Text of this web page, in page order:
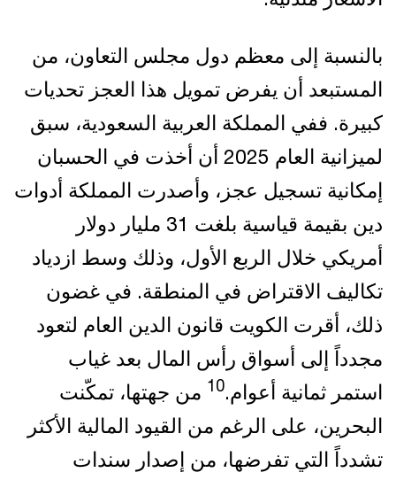
بالنسبة إلى معظم دول مجلس التعاون، من
المستبعد أن يفرض تمويل هذا العجز تحديات
كبيرة. ففي المملكة العربية السعودية، سبق
لميزانية العام 2025 أن أخذت في الحسبان
إمكانية تسجيل عجز، وأصدرت المملكة أدوات
دين بقيمة قياسية بلغت 31 مليار دولار
أمريكي خلال الربع الأول، وذلك وسط ازدياد
تكاليف الاقتراض في المنطقة. في غضون
ذلك، أقرت الكويت قانون الدين العام لتعود
مجدداً إلى أسواق رأس المال بعد غياب
استمر ثمانية أعوام.10 من جهتها، تمكّنت
البحرين، على الرغم من القيود المالية الأكثر
تشدداً التي تفرضها، من إصدار سندات